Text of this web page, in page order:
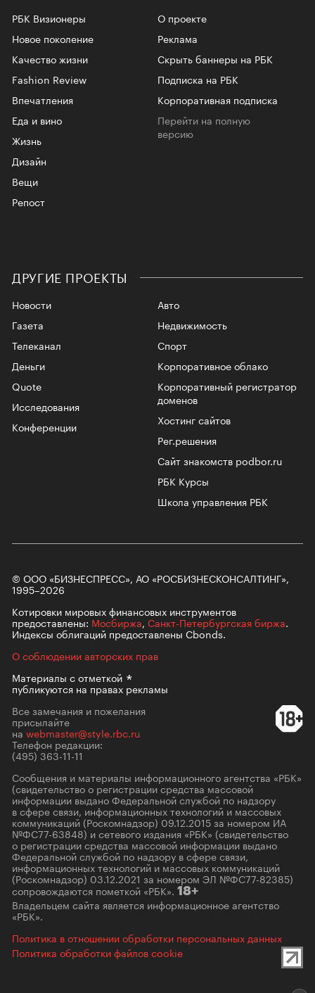
РБК Визионеры
Новое поколение
Качество жизни
Fashion Review
Впечатления
Еда и вино
Жизнь
Дизайн
Вещи
Репост
О проекте
Реклама
Скрыть баннеры на РБК
Подписка на РБК
Корпоративная подписка
Перейти на полную
версию
ДРУГИЕ ПРОЕКТЫ
Новости
Газета
Телеканал
Авто
Недвижимость
Спорт
Корпоративное облако
Корпоративный регистратор
доменов
Хостинг сайтов
Рег.решения
Сайт знакомств podbor.ru
РБК Курсы
Школа управления РБК
Деньги
Quote
Исследования
Конференции
© ООО «БИЗНЕСПРЕСС», АО «РОСБИЗНЕСКОНСАЛТИНГ»,
1995–2026
Котировки мировых финансовых инструментов
предоставлены: Мосбиржа, Санкт-Петербургская биржа.
Индексы облигаций предоставлены Cbonds.
О соблюдении авторских прав
Материалы сотметкой
публикуются на правах рекламы
Все замечания и пожелания
присылайте
на webmaster@style.rbc.ru
Телефон редакции:
(495) 363-11-11
Сообщения и материалы информационного агентства «РБК»
(свидетельство о регистрации средства массовой
информации выдано Федеральной службой по надзору
в сфере связи, информационных технологий и массовых
коммуникаций (Роскомнадзор) 09.12.2015 за номером ИА
№ФС77-63848) и сетевого издания «РБК» (свидетельство
о регистрации средства массовой информации выдано
Федеральной службой по надзору в сфере связи,
информационных технологий и массовых коммуникаций
(Роскомнадзор) 03.12.2021 за номером ЭЛ №ФС77-82385)
сопровождаются пометкой «РБК». 18+
Владельцем сайта является информационное агентство
«РБК».
Политика в отношении обработки персональных данных
Политика обработки файлов cookie